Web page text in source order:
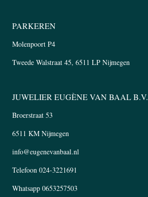
PARKEREN
Molenpoort P4
Tweede Walstraat 45, 6511 LP Nijmegen
JUWELIER EUGÈNE VAN BAAL B.V.
Broerstraat 53
6511 KM Nijmegen
info@eugenevanbaal.nl
Telefoon 024-3221691
Whatsapp 0653257503